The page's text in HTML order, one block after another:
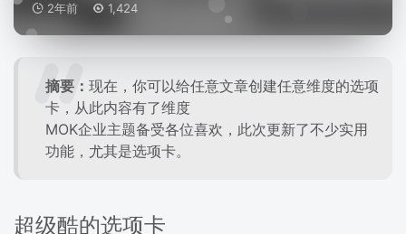
2年前 1,424
摘要： 现在，你可以给任意文章创建任意维度的选项
卡，从此内容有了维度
MOK企业主题备受各位喜欢，此次更新了不少实用
功能，尤其是选项卡。
超级酷的选项卡